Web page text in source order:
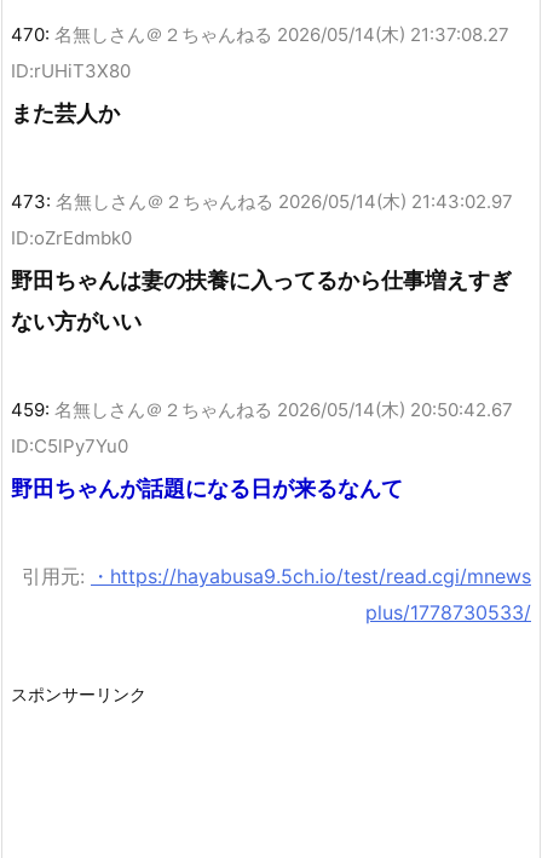
470: 名無しさん＠２ちゃんねる 2026/05/14(木) 21:37:08.27
ID:rUHiT3X80
また芸人か
473: 名無しさん＠２ちゃんねる 2026/05/14(木) 21:43:02.97
ID:oZrEdmbk0
野田ちゃんは妻の扶養に入ってるから仕事増えすぎ
ない方がいい
459: 名無しさん＠２ちゃんねる 2026/05/14(木) 20:50:42.67
ID:C5lPy7Yu0
野田ちゃんが話題になる日が来るなんて
引用元:
・https://hayabusa9.5ch.io/test/read.cgi/mnews
plus/1778730533/
スポンサーリンク